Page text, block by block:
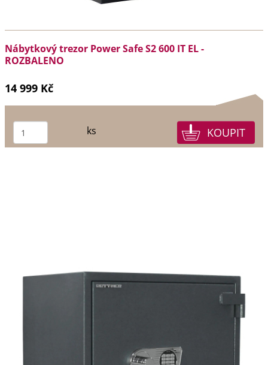
Nábytkový trezor Power Safe S2 600 IT EL -
ROZBALENO
14 999 Kč
ks